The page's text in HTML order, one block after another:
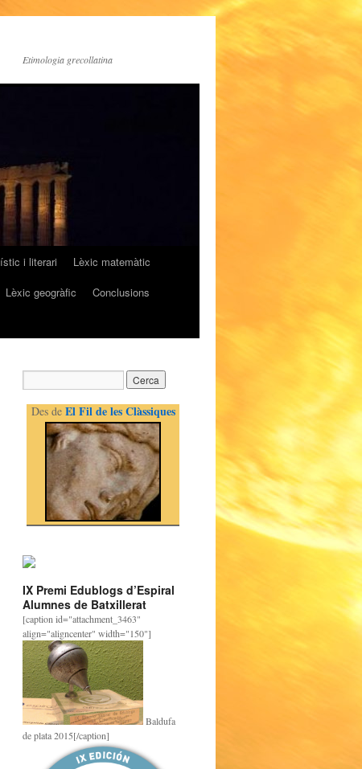
Etimologia grecollatina
i literari
Lèxic matemàtic
Lèxic geogràfic
Conclusions
Des de El Fil de les Clàssiques
IX Premi Edublogs d’Espiral
Alumnes de Batxillerat
[caption id="attachment_3463"
align="aligncenter" width="150"]
Baldufa
de plata 2015[/caption]